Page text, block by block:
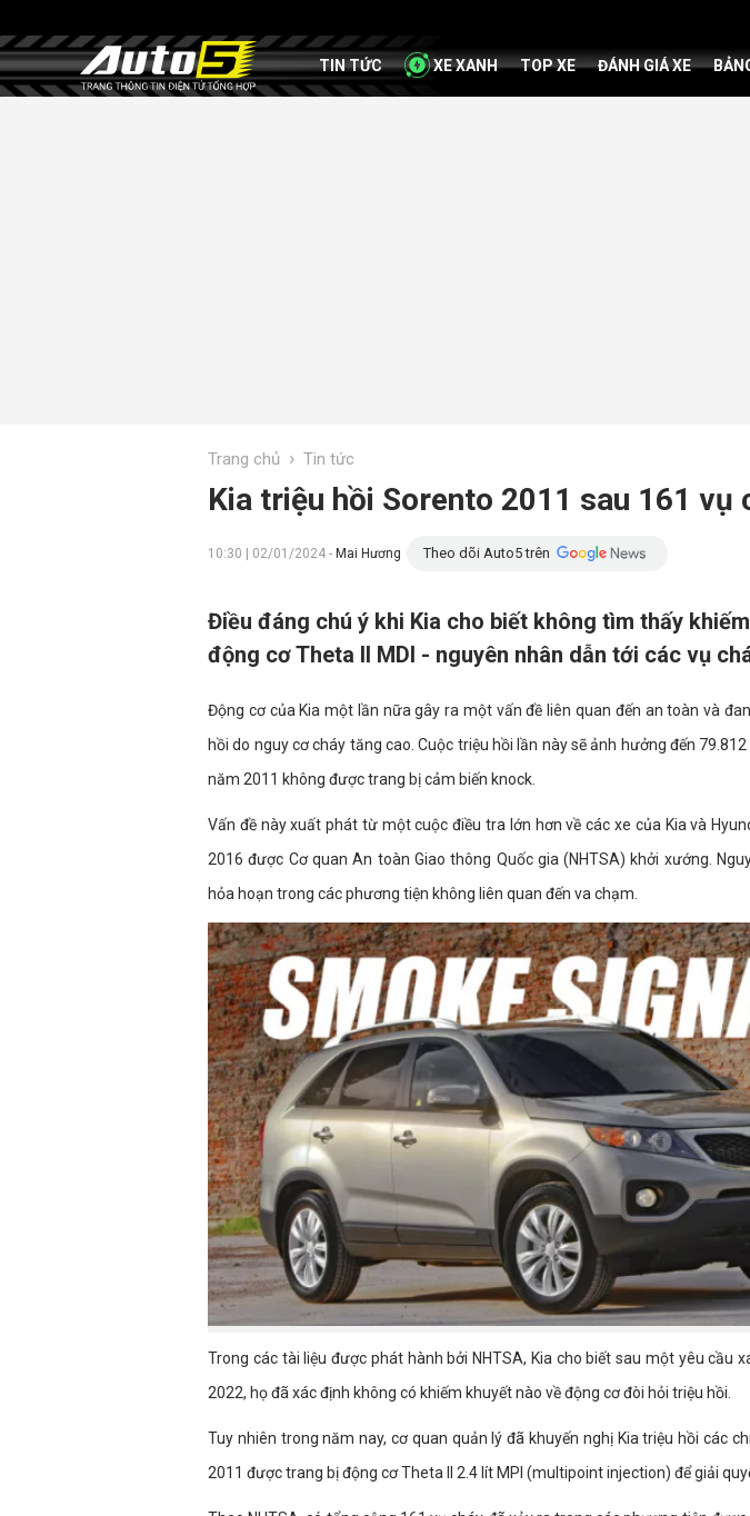
TIN TỨC XE XANH TOP XE ĐÁNH GIÁ XE
Trang chủ › Tin tức
Kia triệu hồi Sorento 2011 sau 161 vụ
10:30 | 02/01/2024 - Mai Hương Theo dõi Auto5 trên
Điều đáng chú ý khi Kia cho biết không tìm thấy
động cơ Theta II MDI - nguyên nhân dẫn tới các vụ
Động cơ của Kia một lần nữa gây ra một vấn đề liên quan đến an toàn và
hồi do nguy cơ cháy tăng cao. Cuộc triệu hồi lần này sẽ ảnh hưởng đến
năm 2011 không được trang bị cảm biến knock.
Vấn đề này xuất phát từ một cuộc điều tra lớn hơn về các xe của Kia và
2016 được Cơ quan An toàn Giao thông Quốc gia (NHTSA) khởi xướng.
hỏa hoạn trong các phương tiện không liên quan đến va chạm.
Trong các tài liệu được phát hành bởi NHTSA, Kia cho biết sau một yêu cầu
2022, họ đã xác định không có khiếm khuyết nào về động cơ đòi hỏi triệu hồi.
Tuy nhiên trong năm nay, cơ quan quản lý đã khuyến nghị Kia triệu hồi các
2011 được trang bị động cơ Theta II 2.4 lít MPI (multipoint injection) để giải